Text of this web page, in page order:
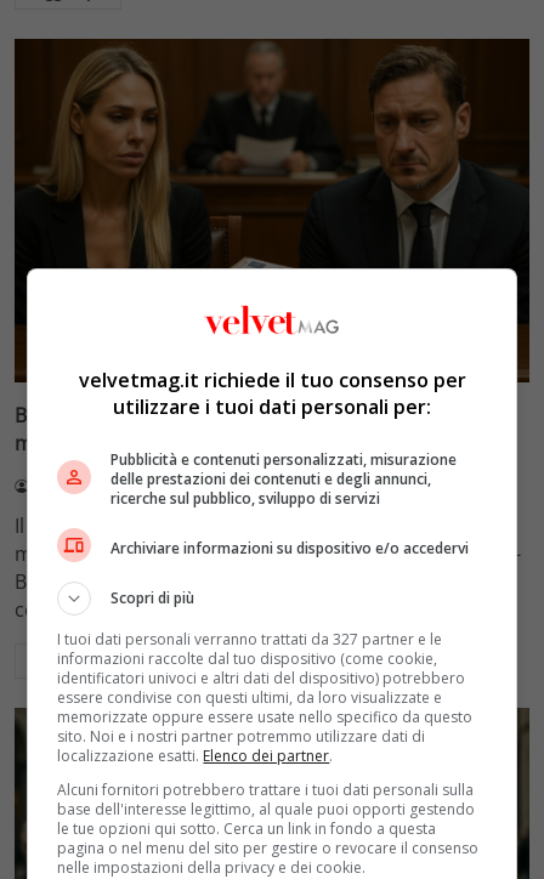
Blasi vs Totti: il giudice riduce l’assegno di
mantenimento a 10.900 euro
Redazione VelvetMAG 4 Agosto 2026
Il Tribunale di Roma ha fissato l'assegno di
mantenimento figli a 10.900 euro mensili nel caso Totti-
Blasi, respingendo la richiesta di 20mila euro della
conduttrice.
Leggi di più
velvetmag.it richiede il tuo consenso per
utilizzare i tuoi dati personali per:
Pubblicità e contenuti personalizzati, misurazione
delle prestazioni dei contenuti e degli annunci,
ricerche sul pubblico, sviluppo di servizi
Archiviare informazioni su dispositivo e/o accedervi
Scopri di più
I tuoi dati personali verranno trattati da 327 partner e le
informazioni raccolte dal tuo dispositivo (come cookie,
identificatori univoci e altri dati del dispositivo) potrebbero
essere condivise con questi ultimi, da loro visualizzate e
memorizzate oppure essere usate nello specifico da questo
sito. Noi e i nostri partner potremmo utilizzare dati di
localizzazione esatti. Elenco dei partner.
Alcuni fornitori potrebbero trattare i tuoi dati personali sulla
base dell'interesse legittimo, al quale puoi opporti gestendo
le tue opzioni qui sotto. Cerca un link in fondo a questa
pagina o nel menu del sito per gestire o revocare il consenso
nelle impostazioni della privacy e dei cookie.